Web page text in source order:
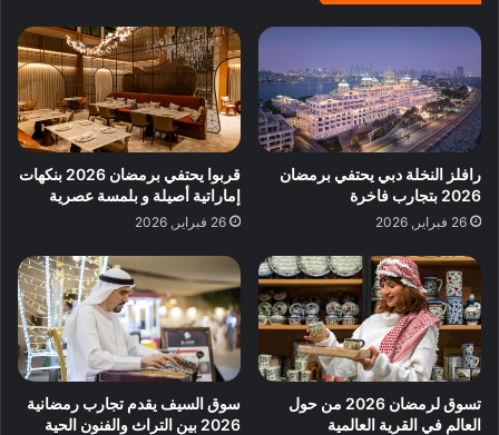
رافلز النخلة دبي يحتفي برمضان
2026 بتجارب فاخرة
26 فبراير, 2026
قربوا يحتفي برمضان 2026 بنكهات
إماراتية أصيلة و بلمسة عصرية
26 فبراير, 2026
تسوق لرمضان 2026 من حول
العالم في القرية العالمية
سوق السيف يقدم تجارب رمضانية
2026 بين التراث والفنون الحية